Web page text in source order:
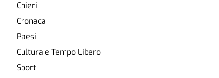
Chieri
Cronaca
Paesi
Cultura e Tempo Libero
Sport